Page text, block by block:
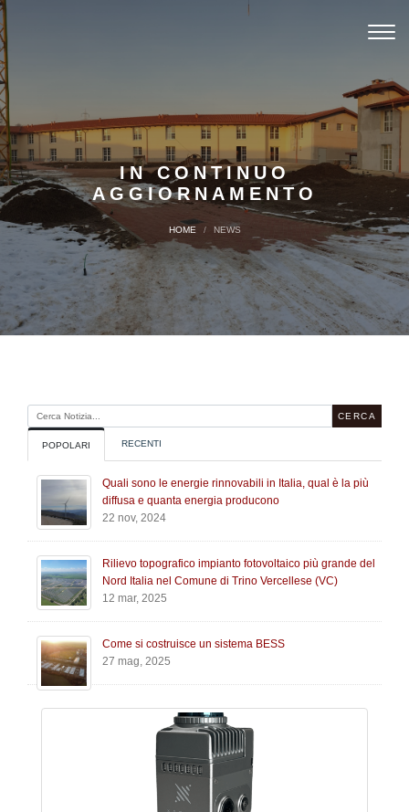
IN CONTINUO
AGGIORNAMENTO
HOME NEWS
POPOLARI RECENTI
Quali sono le energie rinnovabili in Italia, qual è la più
diffusa e quanta energia producono
22 nov, 2024
Rilievo topografico impianto fotovoltaico più grande del
Nord Italia nel Comune di Trino Vercellese (VC)
12 mar, 2025
Come si costruisce un sistema BESS
27 mag, 2025